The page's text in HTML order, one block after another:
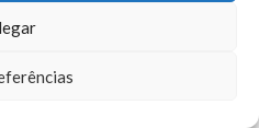
Ceprovi